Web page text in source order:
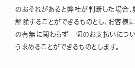
のおそれがあると弊社が判断した場合、
解除することができるものとし、お客様
の有無に関わらず一切のお支払いについ
う求めることができるものとします。